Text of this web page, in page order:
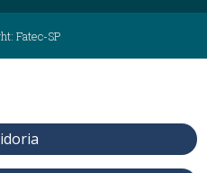
Fatec-SP